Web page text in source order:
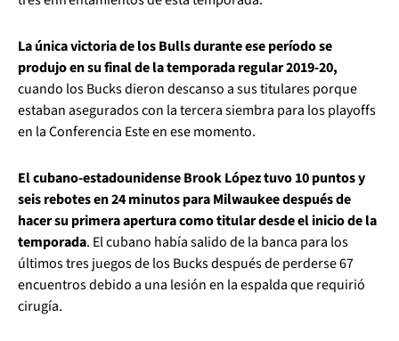
La única victoria de los Bulls durante ese período se
produjo en su final de la temporada regular 2019-20,
cuando los Bucks dieron descanso a sus titulares porque
estaban asegurados con la tercera siembra para los playoffs
en la Conferencia Este en ese momento.
El cubano-estadounidense Brook López tuvo 10 puntos y
seis rebotes en 24 minutos para Milwaukee después de
hacer su primera apertura como titular desde el inicio de la
temporada. El cubano había salido de la banca para los
últimos tres juegos de los Bucks después de perderse 67
encuentros debido a una lesión en la espalda que requirió
cirugía.